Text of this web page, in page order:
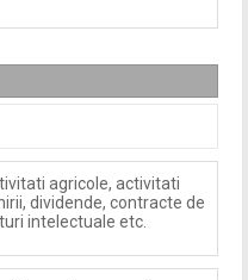
agricole, activitati
dividende, contracte de
intelectuale etc.